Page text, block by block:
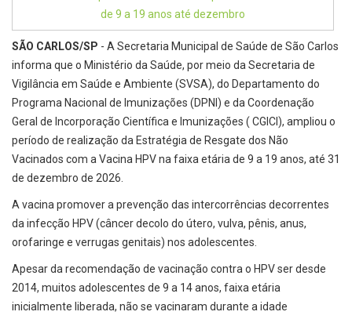
SÃO CARLOS/SP - A Secretaria Municipal de Saúde de São Carlos
informa que o Ministério da Saúde, por meio da Secretaria de
Vigilância em Saúde e Ambiente (SVSA), do Departamento do
Programa Nacional de Imunizações (DPNI) e da Coordenação
Geral de Incorporação Científica e Imunizações ( CGICI), ampliou o
período de realização da Estratégia de Resgate dos Não
Vacinados com a Vacina HPV na faixa etária de 9 a 19 anos, até 31
de dezembro de 2026.
A vacina promover a prevenção das intercorrências decorrentes
da infecção HPV (câncer decolo do útero, vulva, pênis, anus,
orofaringe e verrugas genitais) nos adolescentes.
Apesar da recomendação de vacinação contra o HPV ser desde
2014, muitos adolescentes de 9 a 14 anos, faixa etária
inicialmente liberada, não se vacinaram durante a idade